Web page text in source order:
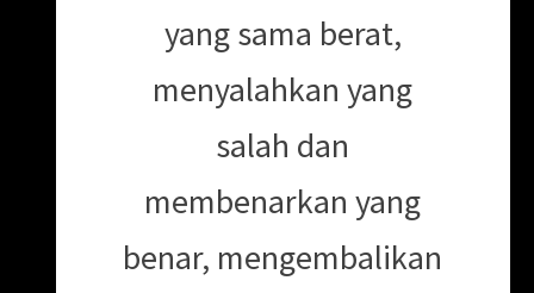
yang sama berat,
menyalahkan yang
salah dan
membenarkan yang
benar, mengembalikan